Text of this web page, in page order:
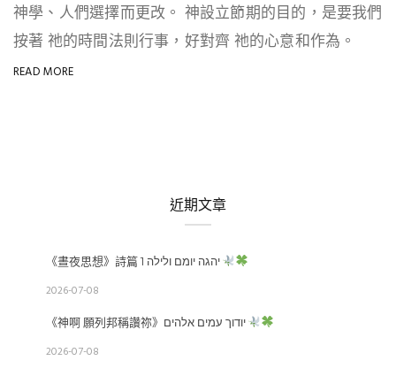
神學、人們選擇而更改。 神設立節期的目的，是要我們
按著 祂的時間法則行事，好對齊 祂的心意和作為。
READ MORE
近期文章
《晝夜思想》詩篇 1 יהגה יומם ולילה
2026-07-08
《神啊 願列邦稱讚祢》יודוך עמים אלהים
2026-07-08